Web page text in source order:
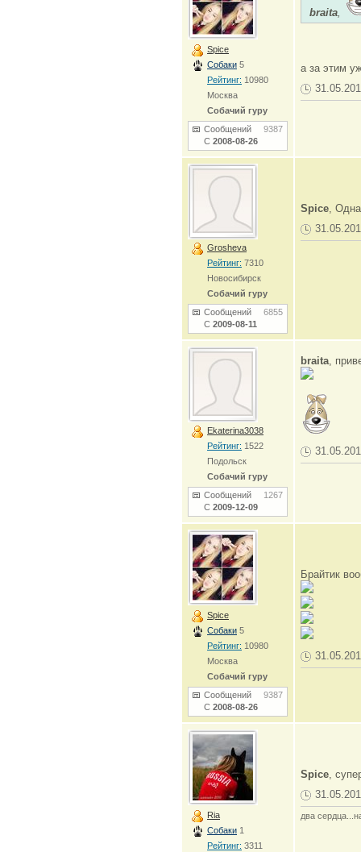
Spice
Собаки 5
Рейтинг: 10980
Москва
Собачий гуру
Сообщений 9387
С 2008-08-26
braita,
а за этим
Grosheva
Рейтинг: 7310
Новосибирск
Собачий гуру
Сообщений 6855
С 2009-08-11
Spice,
Ekaterina3038
Рейтинг: 1522
Подольск
Собачий гуру
Сообщений 1267
С 2009-12-09
braita,
Spice
Собаки 5
Рейтинг: 10980
Москва
Собачий гуру
Сообщений 9387
С 2008-08-26
Брайтик
Ria
Собаки 1
Рейтинг: 3311
Spice,
два